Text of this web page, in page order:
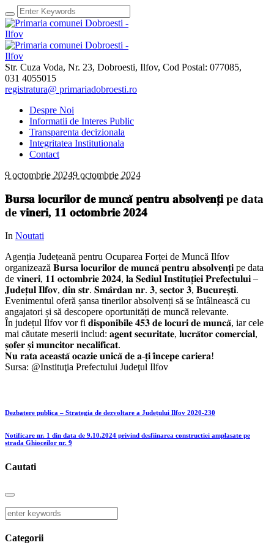
Str. Cuza Voda, Nr. 23, Dobroesti, Ilfov, Cod Postal: 077085,
031 4055015
registratura@ primariadobroesti.ro
Despre Noi
Informatii de Interes Public
Transparenta decizionala
Integritatea Institutionala
Contact
9 octombrie 20249 octombrie 2024
𝐁𝐮𝐫𝐬𝐚 𝐥𝐨𝐜𝐮𝐫𝐢𝐥𝐨𝐫 𝐝𝐞 𝐦𝐮𝐧𝐜𝐚̆ 𝐩𝐞𝐧𝐭𝐫𝐮 𝐚𝐛𝐬𝐨𝐥𝐯𝐞𝐧𝐭̦𝐢 pe data
de 𝐯𝐢𝐧𝐞𝐫𝐢, 𝟏𝟏 𝐨𝐜𝐭𝐨𝐦𝐛𝐫𝐢𝐞 𝟐𝟎𝟐𝟒
In Noutati
Agenția Județeană pentru Ocuparea Forței de Muncă Ilfov
organizează 𝐁𝐮𝐫𝐬𝐚 𝐥𝐨𝐜𝐮𝐫𝐢𝐥𝐨𝐫 𝐝𝐞 𝐦𝐮𝐧𝐜𝐚̆ 𝐩𝐞𝐧𝐭𝐫𝐮 𝐚𝐛𝐬𝐨𝐥𝐯𝐞𝐧𝐭̦𝐢 pe data
de 𝐯𝐢𝐧𝐞𝐫𝐢, 𝟏𝟏 𝐨𝐜𝐭𝐨𝐦𝐛𝐫𝐢𝐞 𝟐𝟎𝟐𝟒, 𝐥𝐚 𝐒𝐞𝐝𝐢𝐮𝐥 𝐈𝐧𝐬𝐭𝐢𝐭𝐮𝐭̦𝐢𝐞𝐢 𝐏𝐫𝐞𝐟𝐞𝐜𝐭𝐮𝐥𝐮𝐢 –
𝐉𝐮𝐝𝐞𝐭̦𝐮𝐥 𝐈𝐥𝐟𝐨𝐯, 𝐝𝐢𝐧 𝐬𝐭𝐫. 𝐒𝐦𝐚̂𝐫𝐝𝐚𝐧 𝐧𝐫. 𝟑, 𝐬𝐞𝐜𝐭𝐨𝐫 𝟑, 𝐁𝐮𝐜𝐮𝐫𝐞𝐬̦𝐭𝐢.
Evenimentul oferă șansa tinerilor absolvenți să se întâlnească cu
angajatori și să descopere oportunități de muncă relevante.
În județul Ilfov vor fi 𝐝𝐢𝐬𝐩𝐨𝐧𝐢𝐛𝐢𝐥𝐞 𝟒𝟓𝟑 𝐝𝐞 𝐥𝐨𝐜𝐮𝐫𝐢 𝐝𝐞 𝐦𝐮𝐧𝐜𝐚̆, iar cele
mai căutate meserii includ: 𝐚𝐠𝐞𝐧𝐭 𝐬𝐞𝐜𝐮𝐫𝐢𝐭𝐚𝐭𝐞, 𝐥𝐮𝐜𝐫𝐚̆𝐭𝐨𝐫 𝐜𝐨𝐦𝐞𝐫𝐜𝐢𝐚𝐥,
𝐬̦𝐨𝐟𝐞𝐫 𝐬̦𝐢 𝐦𝐮𝐧𝐜𝐢𝐭𝐨𝐫 𝐧𝐞𝐜𝐚𝐥𝐢𝐟𝐢𝐜𝐚𝐭.
𝐍𝐮 𝐫𝐚𝐭𝐚 𝐚𝐜𝐞𝐚𝐬𝐭𝐚̆ 𝐨𝐜𝐚𝐳𝐢𝐞 𝐮𝐧𝐢𝐜𝐚̆ 𝐝𝐞 𝐚-𝐭̦𝐢 𝐢̂𝐧𝐜𝐞𝐩𝐞 𝐜𝐚𝐫𝐢𝐞𝐫𝐚!
Sursa: @Instituţia Prefectului Judeţul Ilfov
Dezbatere publica – Strategia de dezvoltare a Județului Ilfov 2020-230
Notificare nr. 1 din data de 9.10.2024 privind desfiinarea constructiei amplasate pe
strada Ghioceilor nr. 9
Cautati
Categorii